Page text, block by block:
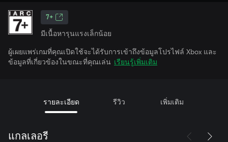
7+
มีเนื้อหารุนแรงเล็กน้อย
ผู้เผยแพร่เกมที่คุณเปิดใช้จะได้รับการเข้าถึงข้อมูลโปรไฟล์ Xbox และ
ข้อมูลที่เกี่ยวข้องในขณะที่คุณเล่น เรียนรู้เพิ่มเติม
รายละเอียด รีวิว เพิ่มเติม
แกลเลอรี